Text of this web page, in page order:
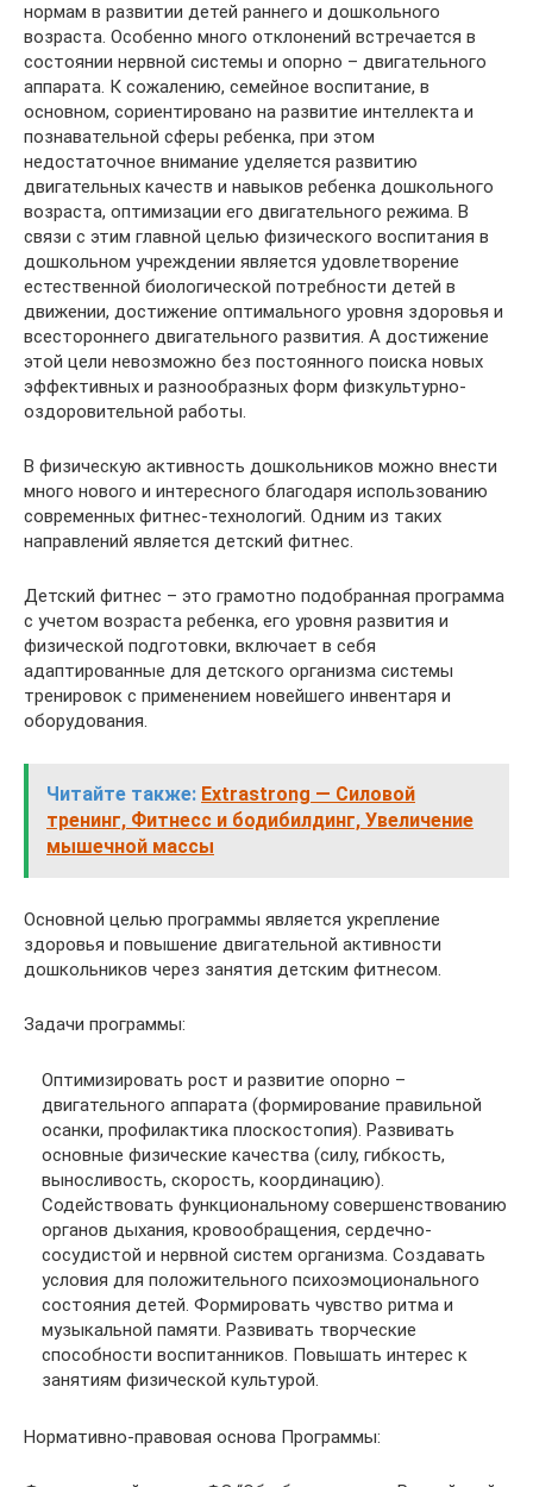
нормам в развитии детей раннего и дошкольного
возраста. Особенно много отклонений встречается в
состоянии нервной системы и опорно – двигательного
аппарата. К сожалению, семейное воспитание, в
основном, сориентировано на развитие интеллекта и
познавательной сферы ребенка, при этом
недостаточное внимание уделяется развитию
двигательных качеств и навыков ребенка дошкольного
возраста, оптимизации его двигательного режима. В
связи с этим главной целью физического воспитания в
дошкольном учреждении является удовлетворение
естественной биологической потребности детей в
движении, достижение оптимального уровня здоровья и
всестороннего двигательного развития. А достижение
этой цели невозможно без постоянного поиска новых
эффективных и разнообразных форм физкультурно-
оздоровительной работы.
В физическую активность дошкольников можно внести
много нового и интересного благодаря использованию
современных фитнес-технологий. Одним из таких
направлений является детский фитнес.
Детский фитнес – это грамотно подобранная программа
с учетом возраста ребенка, его уровня развития и
физической подготовки, включает в себя
адаптированные для детского организма системы
тренировок с применением новейшего инвентаря и
оборудования.
Читайте также: Extrastrong — Силовой
тренинг, Фитнесс и бодибилдинг, Увеличение
мышечной массы
Основной целью программы является укрепление
здоровья и повышение двигательной активности
дошкольников через занятия детским фитнесом.
Задачи программы:
Оптимизировать рост и развитие опорно –
двигательного аппарата (формирование правильной
осанки, профилактика плоскостопия). Развивать
основные физические качества (силу, гибкость,
выносливость, скорость, координацию).
Содействовать функциональному совершенствованию
органов дыхания, кровообращения, сердечно-
сосудистой и нервной систем организма. Создавать
условия для положительного психоэмоционального
состояния детей. Формировать чувство ритма и
музыкальной памяти. Развивать творческие
способности воспитанников. Повышать интерес к
занятиям физической культурой.
Нормативно-правовая основа Программы: